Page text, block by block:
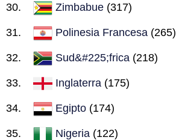
Zimbabue (317)
Polinesia Francesa (265)
Sud&#225;frica (218)
Inglaterra (175)
Egipto (174)
Nigeria (122)